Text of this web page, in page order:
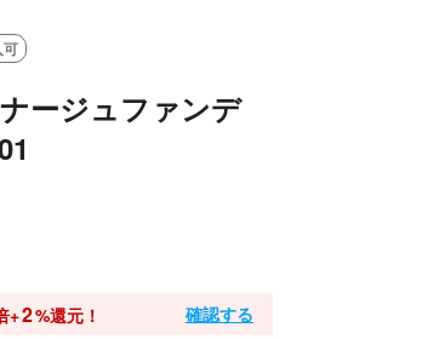
可
ージュファンデ
+2%還元！ 確認する